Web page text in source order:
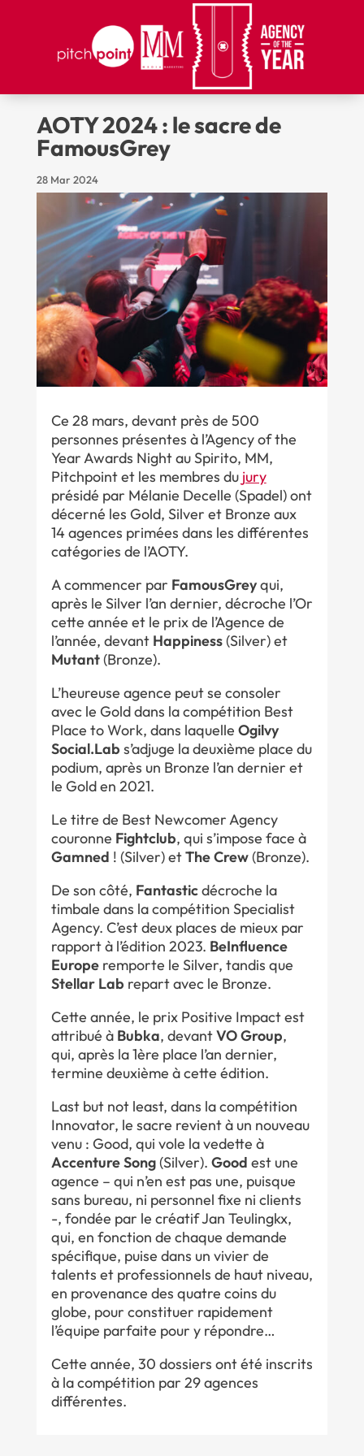
AOTY 2024 : le sacre de
FamousGrey
28 Mar 2024
Ce 28 mars, devant près de 500
personnes présentes à l’Agency of the
Year Awards Night au Spirito, MM,
Pitchpoint et les membres du jury
présidé par Mélanie Decelle (Spadel) ont
décerné les Gold, Silver et Bronze aux
14 agences primées dans les différentes
catégories de l’AOTY.
A commencer par FamousGreyqui,
après le Silver l’an dernier, décroche l’Or
cette année et le prix de l’Agence de
l’année, devant Happiness(Silver) et
Mutant(Bronze).
L’heureuse agence peut se consoler
avec le Gold dans la compétition Best
Place to Work, dans laquelle Ogilvy
Social.Lab s’adjuge la deuxième place du
podium, après un Bronze l’an dernier et
le Gold en 2021.
Le titre de Best Newcomer Agency
couronne Fightclub, qui s’impose face à
Gamned ! (Silver) etThe Crew(Bronze).
De son côté, Fantasticdécroche la
timbale dans la compétition Specialist
Agency. C’est deux places de mieux par
rapport à l’édition 2023. BeInfluence
Europeremporte le Silver, tandis que
Stellar Lab repart avec le Bronze.
Cette année, le prix Positive Impact est
attribué à Bubka, devantVO Group,
qui, après la 1ère place l’an dernier,
termine deuxième à cette édition.
Last but not least, dans la compétition
Innovator, le sacre revient à un nouveau
venu : Good, qui vole la vedette à
Accenture Song(Silver). Good est une
agence – qui n’en est pas une, puisque
sans bureau, ni personnel fixe ni clients
-, fondée par le créatif Jan Teulingkx,
qui, en fonction de chaque demande
spécifique, puise dans un vivier de
talents et professionnels de haut niveau,
en provenance des quatre coins du
globe, pour constituer rapidement
l’équipe parfaite pour y répondre…
Cette année, 30 dossiers ont été inscrits
à la compétition par 29 agences
différentes.